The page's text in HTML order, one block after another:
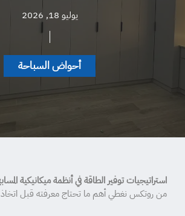
يوليو 18, 2026
أحواض السباحة
استراتيجيات توفير الطاقة في أنظمة ميكانيكية
من روتكس نغطي أهم ما تحتاج معرفته قبل اتخاذ